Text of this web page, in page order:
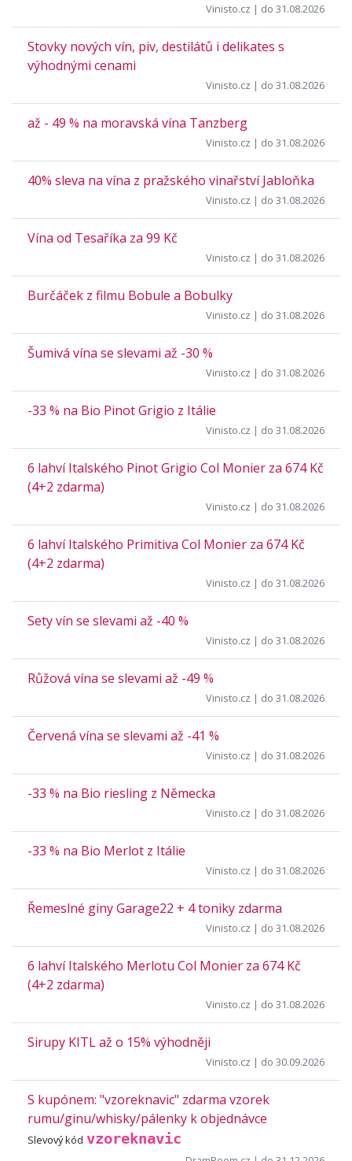
Vinisto.cz | do 31.08.2026
Stovky nových vín, piv, destilátů i delikates s
výhodnými cenami
Vinisto.cz | do 31.08.2026
až - 49 % na moravská vína Tanzberg
Vinisto.cz | do 31.08.2026
40% sleva na vína z pražského vinařství Jabloňka
Vinisto.cz | do 31.08.2026
Vína od Tesaříka za 99 Kč
Vinisto.cz | do 31.08.2026
Burčáček z filmu Bobule a Bobulky
Vinisto.cz | do 31.08.2026
Šumivá vína se slevami až -30 %
Vinisto.cz | do 31.08.2026
-33 % na Bio Pinot Grigio z Itálie
Vinisto.cz | do 31.08.2026
6 lahví Italského Pinot Grigio Col Monier za 674 Kč
(4+2 zdarma)
Vinisto.cz | do 31.08.2026
6 lahví Italského Primitiva Col Monier za 674 Kč
(4+2 zdarma)
Vinisto.cz | do 31.08.2026
Sety vín se slevami až -40 %
Vinisto.cz | do 31.08.2026
Růžová vína se slevami až -49 %
Vinisto.cz | do 31.08.2026
Červená vína se slevami až -41 %
Vinisto.cz | do 31.08.2026
-33 % na Bio riesling z Německa
Vinisto.cz | do 31.08.2026
-33 % na Bio Merlot z Itálie
Vinisto.cz | do 31.08.2026
Řemeslné giny Garage22 + 4 toniky zdarma
Vinisto.cz | do 31.08.2026
6 lahví Italského Merlotu Col Monier za 674 Kč
(4+2 zdarma)
Vinisto.cz | do 31.08.2026
Sirupy KITL až o 15% výhodněji
Vinisto.cz | do 30.09.2026
S kupónem: "vzoreknavic" zdarma vzorek
rumu/ginu/whisky/pálenky k objednávce
Slevový kód vzoreknavic